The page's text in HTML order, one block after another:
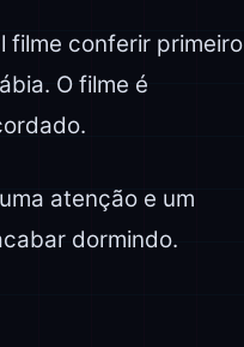
filme conferir primeiro
O filme é
atenção e um
dormindo.